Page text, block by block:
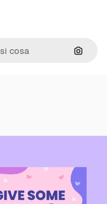
Cerca